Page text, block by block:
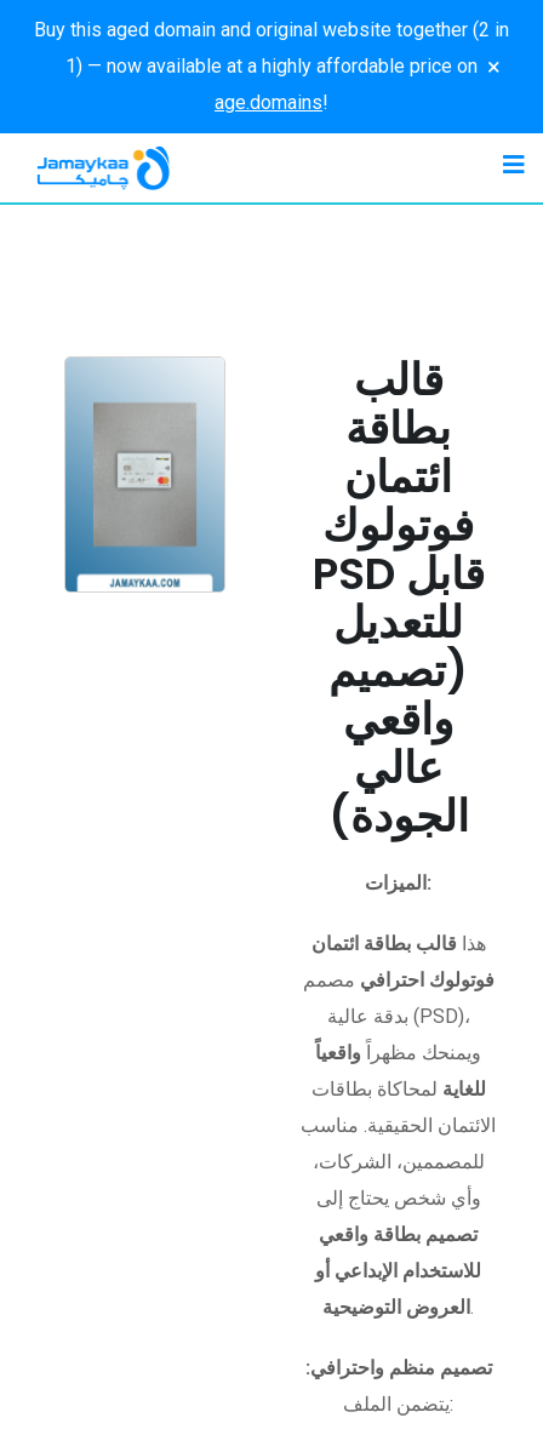
Buy this aged domain and original website together (2 in
1) — now available at a highly affordable price on
age.domains!
×
قالب
بطاقة
ائتمان
فوتولوك
PSD قابل
للتعديل
(تصميم
واقعي
عالي
الجودة)
الميزات:
هذا قالب بطاقة ائتمان
فوتولوك احترافي مصمم
بدقة عالية (PSD)،
ويمنحك مظهراً واقعياً
للغاية لمحاكاة بطاقات
الائتمان الحقيقية. مناسب
للمصممين، الشركات،
وأي شخص يحتاج إلى
تصميم بطاقة واقعي
للاستخدام الإبداعي أو
العروض التوضيحية .
تصميم منظم واحترافي:
يتضمن الملف: